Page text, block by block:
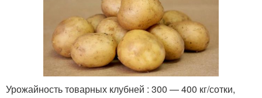
Урожайность товарных клубней : 300 — 400 кг/сотки,